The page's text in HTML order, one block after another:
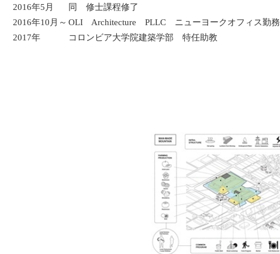
2016年5月
同 修士課程修了
2016年10月～ OLI Architecture PLLC ニューヨークオフィス勤務
2017年
コロンビア大学院建築学部 特任助教